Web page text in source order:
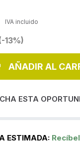
IVA incluido
13%)
AÑADIR AL
ESTA
ESTIMADA: